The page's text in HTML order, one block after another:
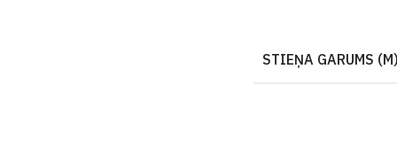
STIEŅA GARUMS